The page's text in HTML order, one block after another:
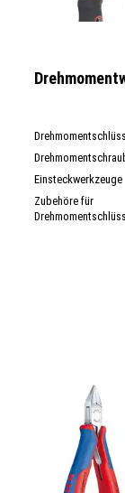
Einsteckwerkzeuge
Zubehöre für